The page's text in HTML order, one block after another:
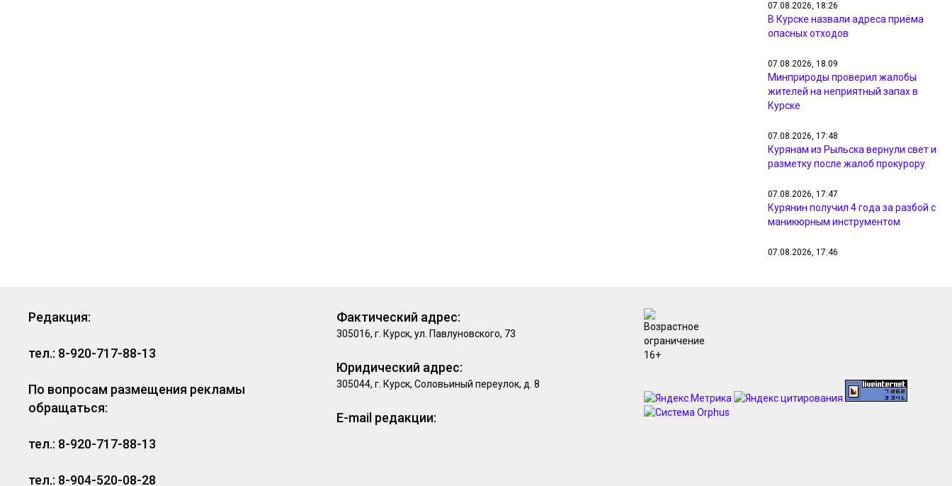
07.08.2026, 18:26
В Курске назвали адреса приёма
опасных отходов
07.08.2026, 18:09
Минприроды проверил жалобы
жителей на неприятный запах в
Курске
07.08.2026, 17:48
Курянам из Рыльска вернули свет и
разметку после жалоб прокурору
07.08.2026, 17:47
Курянин получил 4 года за разбой с
маникюрным инструментом
07.08.2026, 17:46
В Курской области ВСУ маскируют
взрывчатку под пакеты из-под сока
Редакция:
тел.: 8-920-717-88-13
По вопросам размещения рекламы
обращаться:
тел.: 8-920-717-88-13
тел.: 8-904-520-08-28
Фактический адрес:
305016, г. Курск, ул. Павлуновского, 73
Юридический адрес:
305044, г. Курск, Соловьиный переулок, д. 8
E-mail редакции: